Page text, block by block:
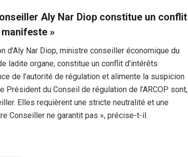
Aly Nar Diop constitue un conflit
»
d’Aly Nar Diop, ministre conseiller économique du
ladite organe, constitue un conflit d’intérêts
de l’autorité de régulation et alimente la suspicion
du Conseil de régulation de l’ARCOP sont,
Elles requièrent une stricte neutralité et une
Conseiller ne garantit pas », précise-t-il.